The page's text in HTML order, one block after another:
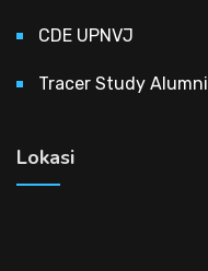
CDE UPNVJ
Tracer Study Alumni
Lokasi